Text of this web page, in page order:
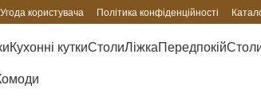
Угода користувача Політика конфіденційності
Кухонні куткиСтолиЛіжкаПередпокійСтоли